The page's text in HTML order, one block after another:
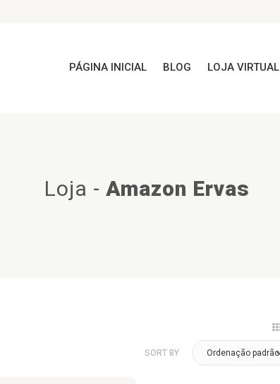
PÁGINA INICIAL BLOG LOJA VIRTUAL
Loja - Amazon Ervas
SORT BY Ordenação padrão